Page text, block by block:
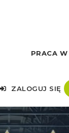
PRACA
ZALOGUJ SIĘ